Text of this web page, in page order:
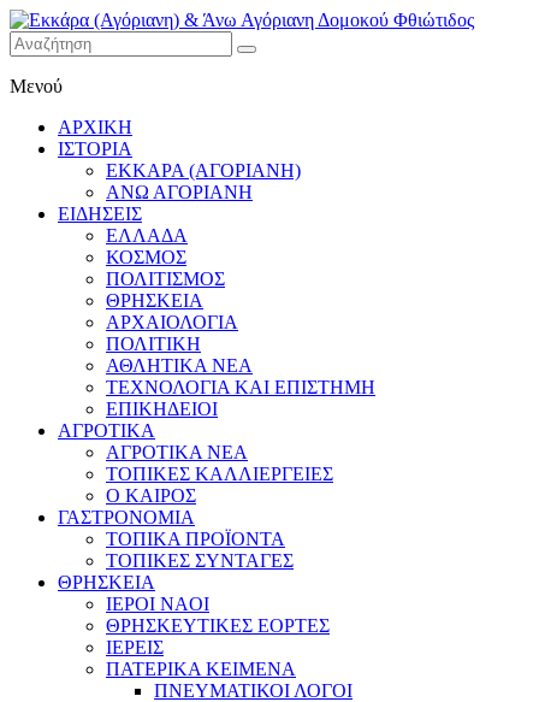
Εκκάρα
(Αγόριανη)
& Άνω
Αγόριανη
Δομοκού
Φθιώτιδος
Μενού
ΑΡΧΙΚΗ
ΙΣΤΟΡΙΑ
ΕΚΚΑΡΑ (ΑΓΟΡΙΑΝΗ)
ΑΝΩ ΑΓΟΡΙΑΝΗ
ΕΙΔΗΣΕΙΣ
ΕΛΛΑΔΑ
ΚΟΣΜΟΣ
ΠΟΛΙΤΙΣΜΟΣ
ΘΡΗΣΚΕΙΑ
ΑΡΧΑΙΟΛΟΓΙΑ
ΠΟΛΙΤΙΚΗ
ΑΘΛΗΤΙΚΑ ΝΕΑ
ΤΕΧΝΟΛΟΓΙΑ ΚΑΙ ΕΠΙΣΤΗΜΗ
ΕΠΙΚΗΔΕΙΟΙ
ΑΓΡΟΤΙΚΑ
ΑΓΡΟΤΙΚΑ ΝΕΑ
ΤΟΠΙΚΕΣ ΚΑΛΛΙΕΡΓΕΙΕΣ
Ο ΚΑΙΡΟΣ
ΓΑΣΤΡΟΝΟΜΙΑ
ΤΟΠΙΚΑ ΠΡΟΪΟΝΤΑ
ΤΟΠΙΚΕΣ ΣΥΝΤΑΓΕΣ
ΘΡΗΣΚΕΙΑ
IEPOI NAOI
ΘΡΗΣΚΕΥΤΙΚΕΣ ΕΟΡΤΕΣ
ΙΕΡΕΙΣ
ΠΑΤΕΡΙΚΑ ΚΕΙΜΕΝΑ
ΠΝΕΥΜΑΤΙΚΟΙ ΛΟΓΟΙ